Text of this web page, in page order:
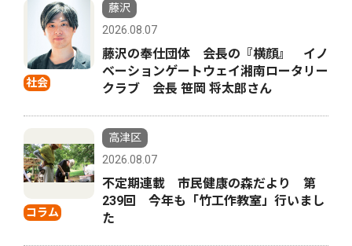
社会
藤沢
2026.08.07
藤沢の奉仕団体 会長の『横顔』 イノ
ベーションゲートウェイ湘南ロータリー
クラブ 会長 笹岡 将太郎さん
コラム
高津区
2026.08.07
不定期連載 市民健康の森だより 第
239回 今年も「竹工作教室」行いまし
た